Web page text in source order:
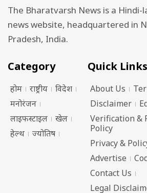
The Bharatvarsh News is a
news website, headquartered in
Pradesh, India.
Category
होम राष्ट्रीय
विदेश
मनोरंजन
लाइफस्टाइल
खेल
हेल्थ
ज्योतिष
Quick Links
About Us
Disclaimer
Verification &
Policy
Privacy &
Advertise
Contact Us
Legal